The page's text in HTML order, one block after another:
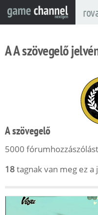
A A szövegelő
A szövegelő
5000
18tagnak van meg ez a